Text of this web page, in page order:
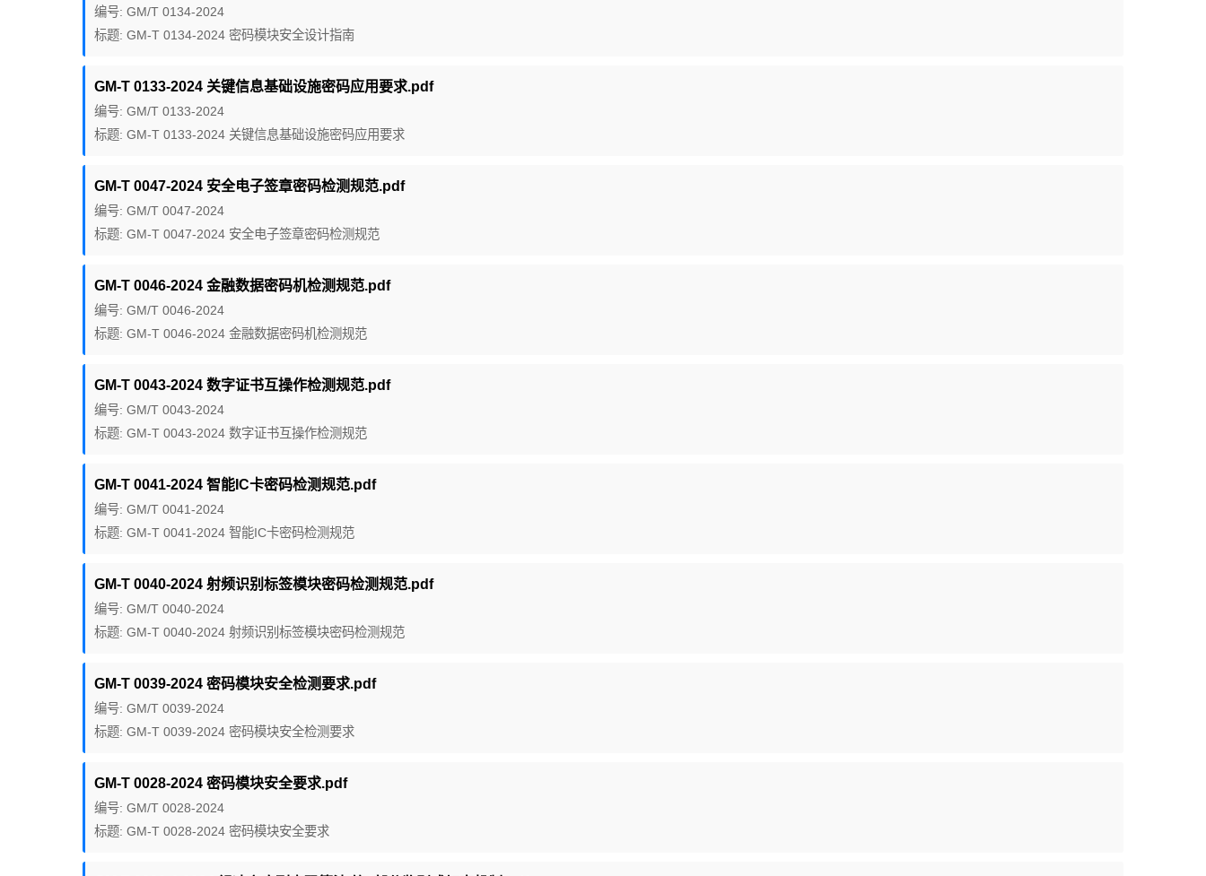
编号: GM/T 0134-2024
标题: GM-T 0134-2024 密码模块安全设计指南
GM-T 0133-2024 关键信息基础设施密码应用要求.pdf
编号: GM/T 0133-2024
标题: GM-T 0133-2024 关键信息基础设施密码应用要求
GM-T 0047-2024 安全电子签章密码检测规范.pdf
编号: GM/T 0047-2024
标题: GM-T 0047-2024 安全电子签章密码检测规范
GM-T 0046-2024 金融数据密码机检测规范.pdf
编号: GM/T 0046-2024
标题: GM-T 0046-2024 金融数据密码机检测规范
GM-T 0043-2024 数字证书互操作检测规范.pdf
编号: GM/T 0043-2024
标题: GM-T 0043-2024 数字证书互操作检测规范
GM-T 0041-2024 智能IC卡密码检测规范.pdf
编号: GM/T 0041-2024
标题: GM-T 0041-2024 智能IC卡密码检测规范
GM-T 0040-2024 射频识别标签模块密码检测规范.pdf
编号: GM/T 0040-2024
标题: GM-T 0040-2024 射频识别标签模块密码检测规范
GM-T 0039-2024 密码模块安全检测要求.pdf
编号: GM/T 0039-2024
标题: GM-T 0039-2024 密码模块安全检测要求
GM-T 0028-2024 密码模块安全要求.pdf
编号: GM/T 0028-2024
标题: GM-T 0028-2024 密码模块安全要求